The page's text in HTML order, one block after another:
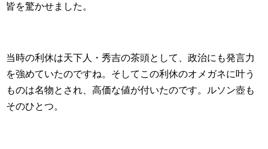
皆を驚かせました。
当時の利休は天下人・秀吉の茶頭として、政治にも発言力
を強めていたのですね。そしてこの利休のオメガネに叶う
ものは名物とされ、高価な値が付いたのです。ルソン壺も
そのひとつ。